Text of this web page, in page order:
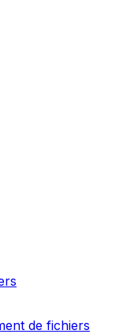
de fichiers